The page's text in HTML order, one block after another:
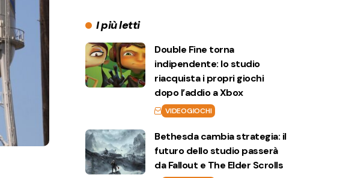
I più letti
Double Fine torna
indipendente: lo studio
riacquista i propri giochi
dopo l’addio a Xbox
VIDEOGIOCHI
Bethesda cambia strategia: il
futuro dello studio passerà
da Fallout e The Elder Scrolls